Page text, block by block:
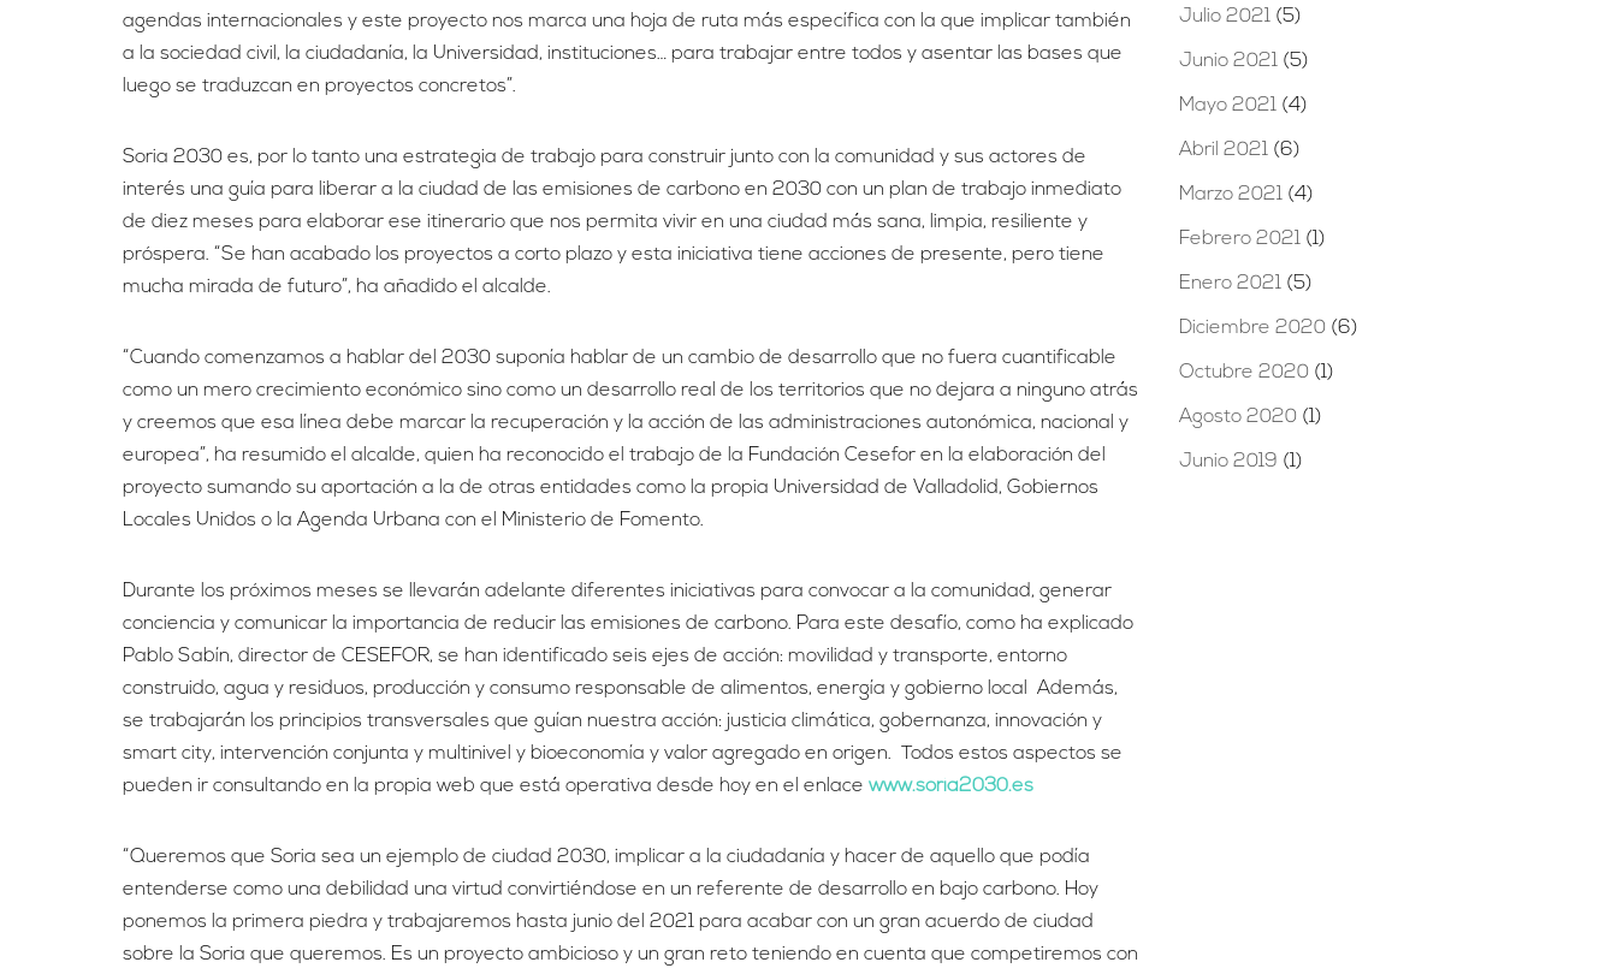
agendas internacionales y este proyecto nos marca una hoja de ruta más específica con la que implicar también
a la sociedad civil, la ciudadanía, la Universidad, instituciones… para trabajar entre todos y asentar las bases que
luego se traduzcan en proyectos concretos”.
Soria 2030 es, por lo tanto una estrategia de trabajo para construir junto con la comunidad y sus actores de
interés una guía para liberar a la ciudad de las emisiones de carbono en 2030 con un plan de trabajo inmediato
de diez meses para elaborar ese itinerario que nos permita vivir en una ciudad más sana, limpia, resiliente y
próspera. “Se han acabado los proyectos a corto plazo y esta iniciativa tiene acciones de presente, pero tiene
mucha mirada de futuro”, ha añadido el alcalde.
“Cuando comenzamos a hablar del 2030 suponía hablar de un cambio de desarrollo que no fuera cuantificable
como un mero crecimiento económico sino como un desarrollo real de los territorios que no dejara a ninguno atrás
y creemos que esa línea debe marcar la recuperación y la acción de las administraciones autonómica, nacional y
europea”, ha resumido el alcalde, quien ha reconocido el trabajo de la Fundación Cesefor en la elaboración del
proyecto sumando su aportación a la de otras entidades como la propia Universidad de Valladolid, Gobiernos
Locales Unidos o la Agenda Urbana con el Ministerio de Fomento.
Durante los próximos meses se llevarán adelante diferentes iniciativas para convocar a la comunidad, generar
conciencia y comunicar la importancia de reducir las emisiones de carbono. Para este desafío, como ha explicado
Pablo Sabín, director de CESEFOR, se han identificado seis ejes de acción: movilidad y transporte, entorno
construido, agua y residuos, producción y consumo responsable de alimentos, energía y gobierno local Además,
se trabajarán los principios transversales que guían nuestra acción: justicia climática, gobernanza, innovación y
smart city, intervención conjunta y multinivel y bioeconomía y valor agregado en origen. Todos estos aspectos se
pueden ir consultando en la propia web que está operativa desde hoy en el enlace www.soria2030.es
“Queremos que Soria sea un ejemplo de ciudad 2030, implicar a la ciudadanía y hacer de aquello que podía
entenderse como una debilidad una virtud convirtiéndose en un referente de desarrollo en bajo carbono. Hoy
ponemos la primera piedra y trabajaremos hasta junio del 2021 para acabar con un gran acuerdo de ciudad
sobre la Soria que queremos. Es un proyecto ambicioso y un gran reto teniendo en cuenta que competiremos con
Julio 2021(5)
Junio 2021(5)
Mayo 2021(4)
Abril 2021(6)
Marzo 2021(4)
Febrero 2021(1)
Enero 2021(5)
Diciembre 2020 (6)
Octubre 2020 (1)
Agosto 2020 (1)
Junio 2019 (1)